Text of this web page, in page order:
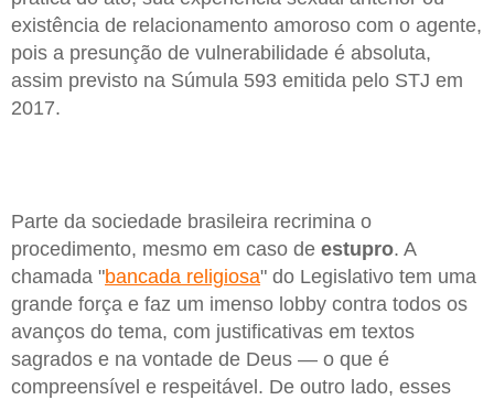
existência de relacionamento amoroso com o agente,
pois a presunção de vulnerabilidade é absoluta,
assim previsto na Súmula 593 emitida pelo STJ em
2017.
Parte da sociedade brasileira recrimina o
procedimento, mesmo em caso de estupro. A
chamada "bancada religiosa" do Legislativo tem uma
grande força e faz um imenso lobby contra todos os
avanços do tema, com justificativas em textos
sagrados e na vontade de Deus — o que é
compreensível e respeitável. De outro lado, esses